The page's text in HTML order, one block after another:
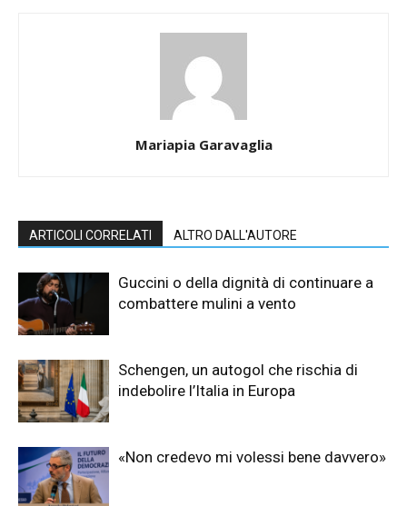
Mariapia Garavaglia
ARTICOLI CORRELATI ALTRO DALL'AUTORE
Guccini o della dignità di continuare a
combattere mulini a vento
Schengen, un autogol che rischia di
indebolire l’Italia in Europa
«Non credevo mi volessi bene davvero»